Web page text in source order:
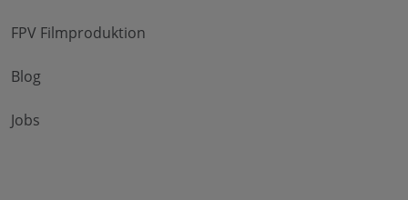
FPV Filmproduktion
Blog
Jobs